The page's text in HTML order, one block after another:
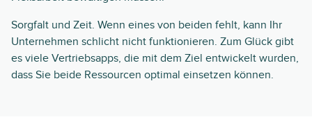
Sorgfalt und Zeit. Wenn eines von beiden fehlt, kann Ihr
Unternehmen schlicht nicht funktionieren. Zum Glück gibt
es viele Vertriebsapps, die mit dem Ziel entwickelt wurden,
dass Sie beide Ressourcen optimal einsetzen können.